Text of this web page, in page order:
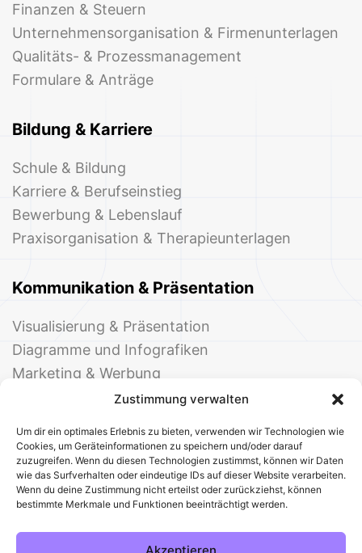
Zustimmung verwalten
Um dir ein optimales Erlebnis zu bieten, verwenden wir Technologien wie
Cookies, um Geräteinformationen zu speichern und/oder darauf
zuzugreifen. Wenn du diesen Technologien zustimmst, können wir Daten
wie das Surfverhalten oder eindeutige IDs auf dieser Website verarbeiten.
Wenn du deine Zustimmung nicht erteilst oder zurückziehst, können
bestimmte Merkmale und Funktionen beeinträchtigt werden.
Akzeptieren
Finanzen & Steuern
Unternehmensorganisation & Firmenunterlagen
Qualitäts- & Prozessmanagement
Formulare & Anträge
Bildung & Karriere
Schule & Bildung
Karriere & Berufseinstieg
Bewerbung & Lebenslauf
Praxisorganisation & Therapieunterlagen
Kommunikation & Präsentation
Visualisierung & Präsentation
Diagramme und Infografiken
Marketing & Werbung
Events & Einladungen
© 2025 Deine Welt der Office-Vorlagen
Alle VorlagenÜber unsKontakt